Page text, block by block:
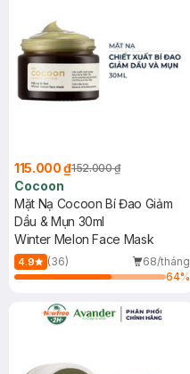
115.000 ₫152.000 ₫
Cocoon
Mặt Nạ Cocoon Bí Đao Giảm
Dầu & Mụn 30ml
Winter Melon Face Mask
4.9 (36)
68/tháng
64%